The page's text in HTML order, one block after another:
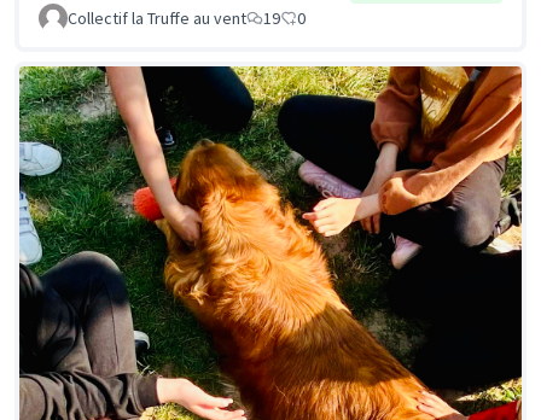
Collectif la Truffe au vent
19 0